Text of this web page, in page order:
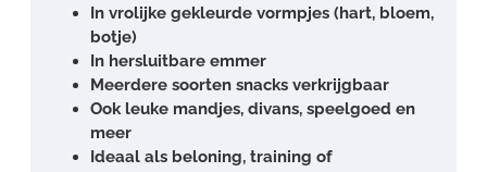
In vrolijke gekleurde vormpjes (hart, bloem,
botje)
In hersluitbare emmer
Meerdere soorten snacks verkrijgbaar
Ook leuke mandjes, divans, speelgoed en
meer
Ideaal als beloning, training of